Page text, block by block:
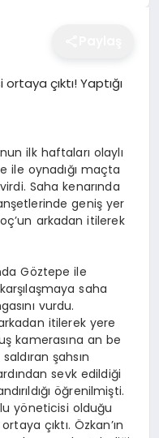
ilk haftaları olaylı
ile oynadığı maçta
Saha kenarında
geniş yer
arkadan itilerek
Göztepe ile
saha
vurdu.
itilerek yere
kamerasına an be
şahsın
sevk edildiği
öğrenilmişti.
yöneticisi olduğu
çıktı. Özkan’ın